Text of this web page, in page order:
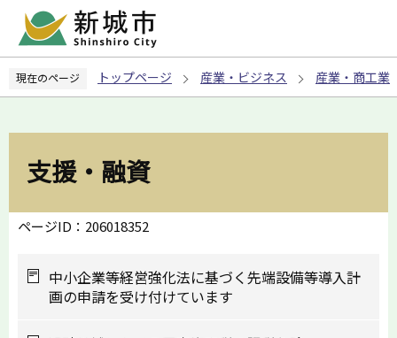
ペ
の
現在のページ トップページ 産業・ビジネス 産業・商工業
支援・融資
ページID：206018352
中小企業等経営強化法に基づく先端設備等導入計
画の申請を受け付けています